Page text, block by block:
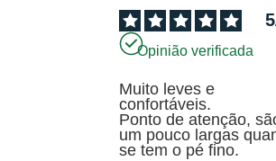
5
Opinião verificada
Muito leves e
confortáveis.
Ponto de atenção,
um pouco largas
se tem o pé fino.